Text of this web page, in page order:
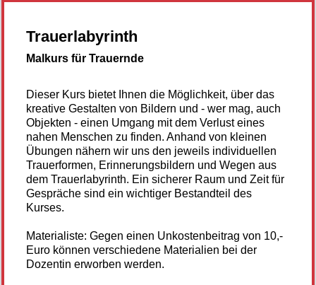
Trauerlabyrinth
Malkurs für Trauernde
Dieser Kurs bietet Ihnen die Möglichkeit, über das
kreative Gestalten von Bildern und - wer mag, auch
Objekten - einen Umgang mit dem Verlust eines
nahen Menschen zu finden. Anhand von kleinen
Übungen nähern wir uns den jeweils individuellen
Trauerformen, Erinnerungsbildern und Wegen aus
dem Trauerlabyrinth. Ein sicherer Raum und Zeit für
Gespräche sind ein wichtiger Bestandteil des
Kurses.
Materialiste: Gegen einen Unkostenbeitrag von 10,-
Euro können verschiedene Materialien bei der
Dozentin erworben werden.